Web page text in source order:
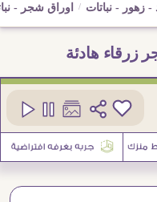
- زهور - نباتات / اوراق شجر -
زرقاء هادئة